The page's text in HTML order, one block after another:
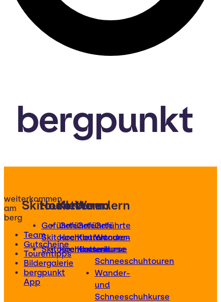
bergpunkt
weiterkommen
am
berg
Team
Gutscheine
Tourentipps
Bildergalerie
bergpunkt
App
Skitouren
Geführte
Skitouren
Skitourenkurse
Hochtouren
Geführte
Hochtouren
Hochtourenkurse
Klettern
Geführte
Klettertouren
Kletterkurse
Wandern
Geführte
Wander-
und
Schneeschuhtouren
Wander-
und
Schneeschuhkurse